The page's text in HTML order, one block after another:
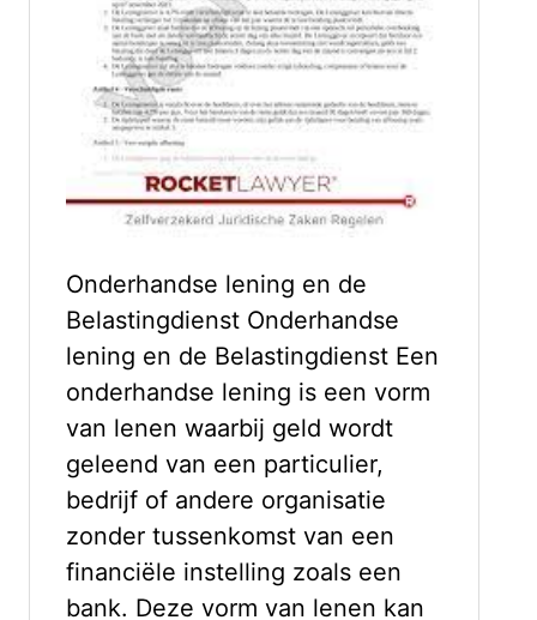
Onderhandse lening en de
Belastingdienst Onderhandse
lening en de Belastingdienst Een
onderhandse lening is een vorm
van lenen waarbij geld wordt
geleend van een particulier,
bedrijf of andere organisatie
zonder tussenkomst van een
financiële instelling zoals een
bank. Deze vorm van lenen kan